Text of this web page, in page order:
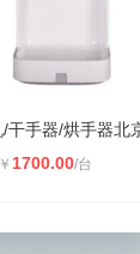
￥ 1700.00/台